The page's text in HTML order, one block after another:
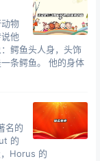
物
他
鳄鱼头人身，头饰
条鳄鱼。 他的身体
名的
的
Horus 的